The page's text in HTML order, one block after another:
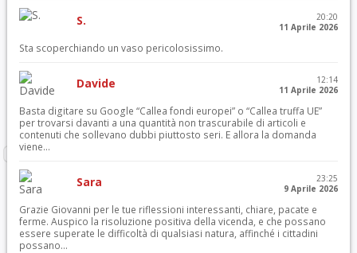
S.
20:20
11 Aprile 2026
Sta scoperchiando un vaso pericolosissimo.
Davide
12:14
11 Aprile 2026
Basta digitare su Google “Callea fondi europei” o “Callea truffa UE”
per trovarsi davanti a una quantità non trascurabile di articoli e
contenuti che sollevano dubbi piuttosto seri. E allora la domanda
viene...
Sara
23:25
9 Aprile 2026
Grazie Giovanni per le tue riflessioni interessanti, chiare, pacate e
ferme. Auspico la risoluzione positiva della vicenda, e che possano
essere superate le difficoltà di qualsiasi natura, affinché i cittadini
possano...